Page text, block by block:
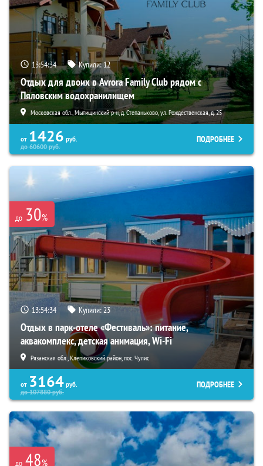
13:54:33 Купили:12
Отдых для двоих в Avrora Family Club рядом с
Пяловским водохранилищем
Московская обл., Мытищинский р-н, д. Степаньково, ул. Рождественская, д. 25
от 1426 руб.
до60600руб.
ПОДРОБНЕЕ
до 30%
13:54:33 Купили:23
Отдых в парк-отеле «Фестиваль»: питание,
аквакомплекс, детская анимация, Wi-Fi
Рязанская обл., Клепиковский район, пос. Чулис
от 3164 руб.
до107880руб.
ПОДРОБНЕЕ
до 48%